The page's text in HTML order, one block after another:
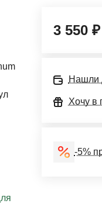
3 550 ₽
Нашли
Хочу в
-5%